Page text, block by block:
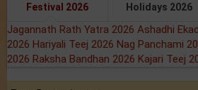
Festival 2026 Holidays 2026
Jagannath Rath Yatra 2026 Ashadhi
2026 Hariyali Teej 2026 Nag Panchami
2026 Raksha Bandhan 2026 Kajari Teej